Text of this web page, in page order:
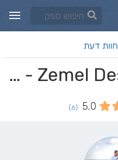
חוות דעת
Zemel Designs - זמל עיצובים
5.0
(6)